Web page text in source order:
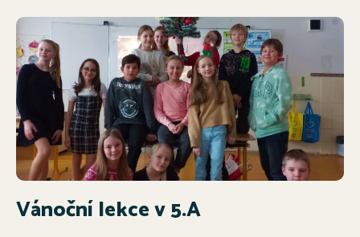
Vánoční lekce v 5.A